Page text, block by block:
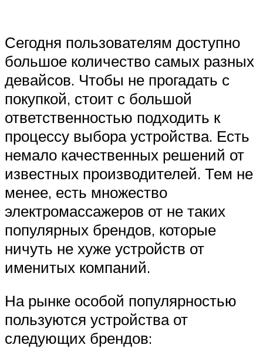
Сегодня пользователям доступно
большое количество самых разных
девайсов. Чтобы не прогадать с
покупкой, стоит с большой
ответственностью подходить к
процессу выбора устройства. Есть
немало качественных решений от
известных производителей. Тем не
менее, есть множество
электромассажеров от не таких
популярных брендов, которые
ничуть не хуже устройств от
именитых компаний.
На рынке особой популярностью
пользуются устройства от
следующих брендов: